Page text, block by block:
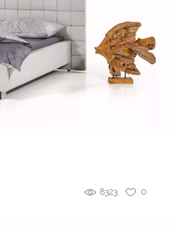
0
8323